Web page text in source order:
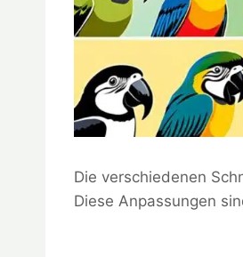
Die verschiedenen
Diese Anpassungen